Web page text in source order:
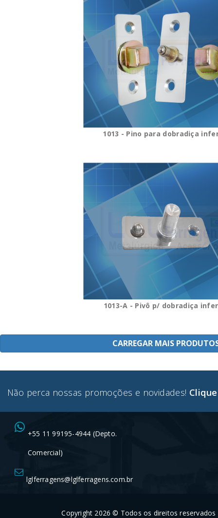
1013 - Pino para dobradiça
1013-A - Pivô p/ dobradiça
CARREGAR MAIS
Não perca nossas promoções e novidades!
+55 11 99195-4944 (Depto.
Comercial)
lglferragens@lglferragens.com.br
Copyright 2026 © Todos os direitos reservados